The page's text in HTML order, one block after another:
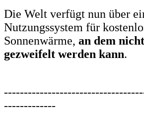
Die Welt verfügt nun über
Nutzungssystem für
Sonnenwärme, an dem
gezweifelt werden kann.
-------------